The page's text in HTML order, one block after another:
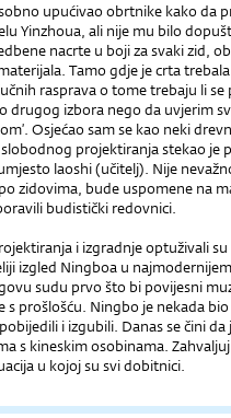
upućivao obrtnike kako da
Yinzhoua, ali nije mu bilo
nacrte u boji za svaki zid,
Tamo gdje je crta
rasprava o tome trebaju li
drugog izbora nego da uvjerim
Osjećao sam se kao neki
projektiranja stekao je
laoshi (učitelj). Nije
zidovima, bude uspomene na
budistički redovnici.
i izgradnje optuživali
izgled Ningboa u
sudu prvo što bi povijesni
s prošlošću. Ningbo je nekada
i izgubili. Danas se čini
s kineskim osobinama.
u kojoj su svi dobitnici.